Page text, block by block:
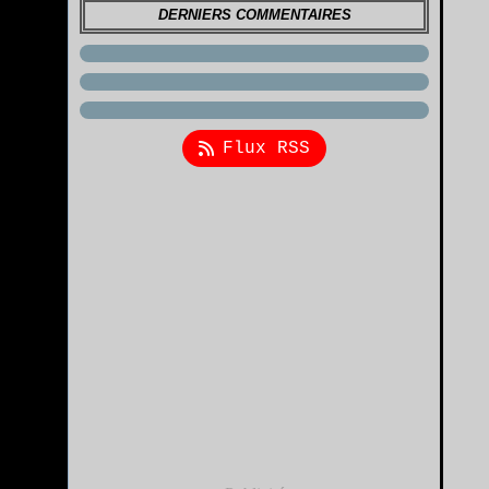
DERNIERS COMMENTAIRES
Flux RSS